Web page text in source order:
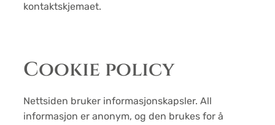
kontaktskjemaet.
Cookie policy
Nettsiden bruker informasjonskapsler. All
informasjon er anonym, og den brukes for å